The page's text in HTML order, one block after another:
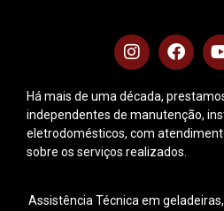
Há mais de uma década,
independentes de manutenção,
eletrodomésticos, com
sobre os serviços realizados.
Assistência Técnica em